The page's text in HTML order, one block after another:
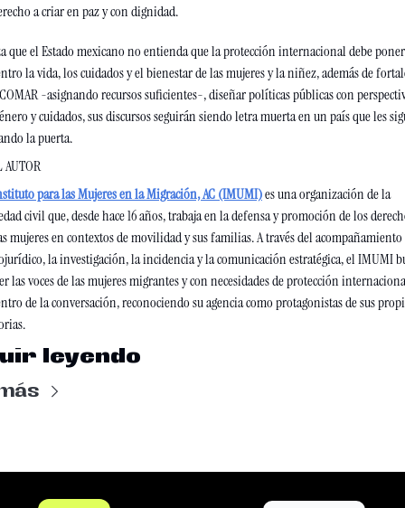
a criar en paz y con dignidad.
que el Estado mexicano no entienda que la protección internacional debe
la vida, los cuidados y el bienestar de las mujeres y la niñez, además de
-asignando recursos suficientes-, diseñar políticas públicas con
y cuidados, sus discursos seguirán siendo letra muerta en un país que les
la puerta.
AUTOR
para las Mujeres en la Migración, AC (IMUMI)es una organización de la
civil que, desde hace 16 años, trabaja en la defensa y promoción de los
mujeres en contextos de movilidad y sus familias. A través del acompañamiento
la investigación, la incidencia y la comunicación estratégica, el IMUMI
las voces de las mujeres migrantes y con necesidades de protección
de la conversación, reconociendo su agencia como protagonistas de sus
leyendo